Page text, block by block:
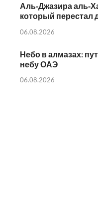
Аль‑Джазира
который перестал
06.08.2026
Небо в алмазах:
небу ОАЭ
06.08.2026